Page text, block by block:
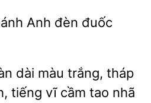
Anh đèn đuốc
dài màu trắng, tháp
tiếng vĩ
tao nhã